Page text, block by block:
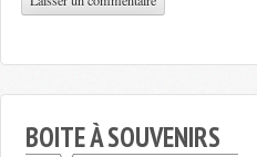
BOITE À SOUVENIRS